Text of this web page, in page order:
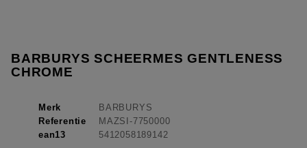
BARBURYS SCHEERMES GENTLENESS
CHROME
Merk
BARBURYS
Referentie
MAZSI-7750000
ean13
5412058189142